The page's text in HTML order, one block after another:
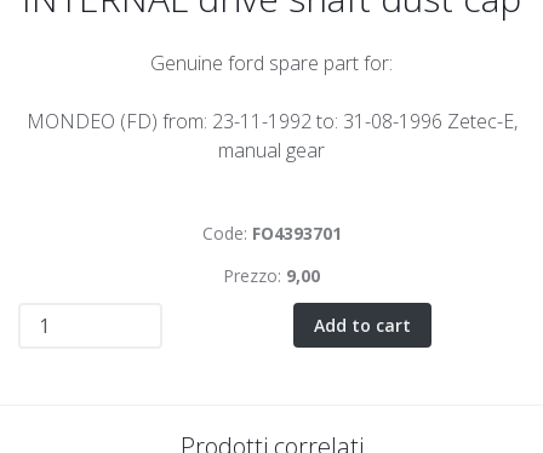
Genuine ford spare part for:
MONDEO (FD) from: 23-11-1992 to: 31-08-1996 Zetec-E,
manual gear
Code: FO4393701
Prezzo: 9,00
Add to cart
Prodotti correlati